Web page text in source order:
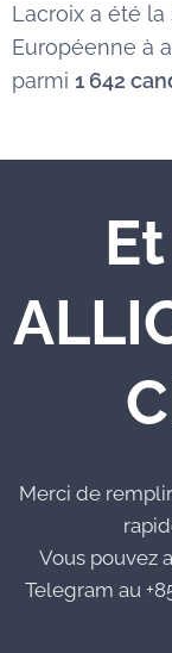
Lacroix a été
Européenne à
parmi 1 642
Merci de
Vous pouvez
Telegram au